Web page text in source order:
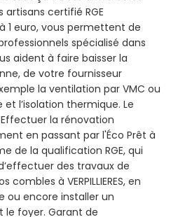
artisans certifié RGE
à 1 euro, vous permettent de
spécialisé dans
aident à faire baisser la
de votre fournisseur
la ventilation par VMC ou
l’isolation thermique. Le
la rénovation
en passant par l'Éco Prêt à
de la qualification RGE, qui
des travaux de
à VERPILLIERES, en
ou encore installer un
foyer. Garant de